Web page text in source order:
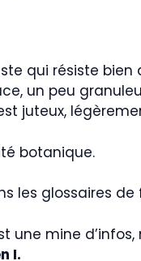
qui résiste bien
un peu
juteux,
botanique.
les glossaires
une mine
I.